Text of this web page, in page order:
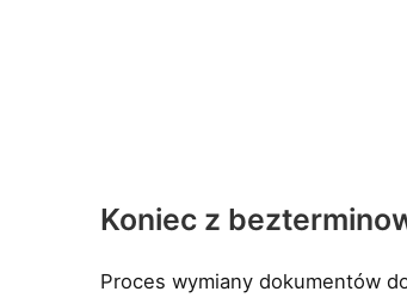
Koniec z
Proces wymiany dokumentów